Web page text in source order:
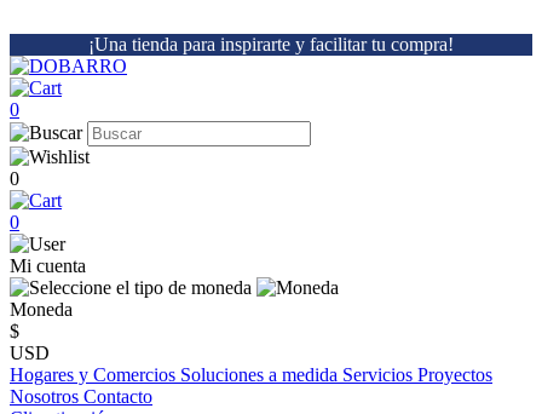
¡Una tienda para inspirarte y facilitar tu compra!
0
0
0
Mi cuenta
Moneda
$
USD
Hogares y Comercios Soluciones a medida Servicios Proyectos
Nosotros Contacto